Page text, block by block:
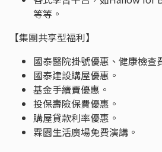
等等。
【集團共享型福利】
國泰醫院掛號優惠、健康檢查
國泰建設購屋優惠。
基金手續費優惠。
投保壽險保費優惠。
購屋貸款利率優惠。
霖園生活廣場免費演講。